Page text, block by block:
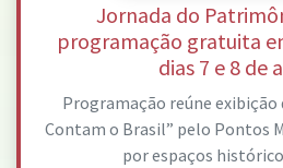
Jornada do
programação gratuita
dias 7 e 8 de
Programação reúne exibição
Contam o Brasil” pelo Pontos
por espaços